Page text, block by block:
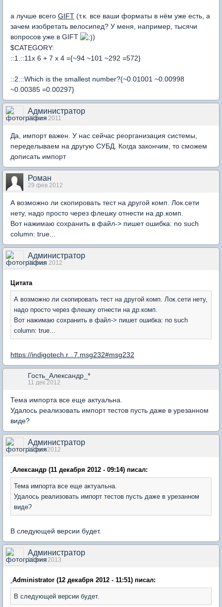
а лучше всего GIFT (т.к. все ваши форматы в нём уже есть, а
зачем изобретать велосипед? У меня, например, тысячи
вопросов уже в GIFT
)
$CATEGORY:
::1.::11x 6 + 7 x 4 ={~94 ~101 ~292 =572}
::2.::Which is the smallest number?{~0.01001 ~0.00998
~0.00385 =0.00297}
Администратор
28 ноя 2011
Да, импорт важен. У нас сейчас реорганизация системы,
переделываем на другую СУБД. Когда закончим, то сможем
дописать импорт
Роман
29 фев 2012
А возможно ли скопировать тест на другой комп. Лок.сети
нету, надо просто через флешку отнести на др.комп.
Вот нажимаю сохранить в файл-> пишет ошибка: no such
column: true...
Администратор
01 мар 2012
Цитата
А возможно ли скопировать тест на другой комп. Лок.сети нету,
надо просто через флешку отнести на др.комп.
Вот нажимаю сохранить в файл-> пишет ошибка: no such
column: true...
https://indigotech.r...7.msg232#msg232
Гость_Александр_*
11 дек 2012
Тема импорта все еще актуальна.
Удалось реализовать импорт тестов пусть даже в урезанном
виде?
Администратор
12 дек 2012
Александр (11 декабря 2012 - 09:14) писал:
Тема импорта все еще актуальна.
Удалось реализовать импорт тестов пусть даже в урезанном
виде?
В следующей версии будет.
Администратор
16 янв 2013
Administrator (12 декабря 2012 - 11:51) писал:
В следующей версии будет.